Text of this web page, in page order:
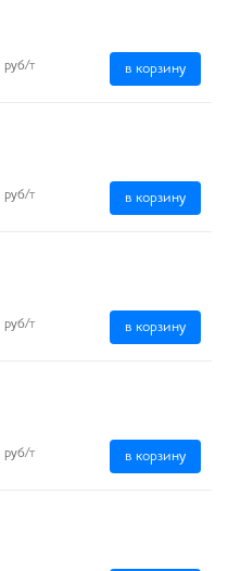
руб/т в корзину
руб/т в корзину
руб/т в корзину
руб/т в корзину